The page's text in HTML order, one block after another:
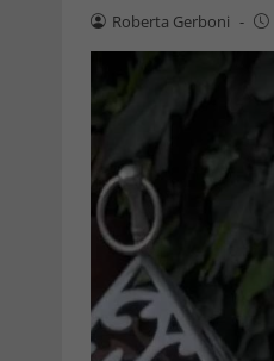
Roberta Gerboni -